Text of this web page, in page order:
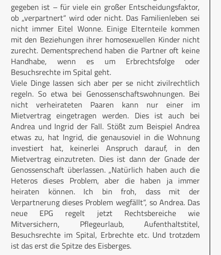
gegeben ist – für viele ein großer Entscheidungsfaktor,
ob „verpartnert“ wird oder nicht. Das Familienleben sei
nicht immer Eitel Wonne. Einige Elternteile kommen
mit den Beziehungen ihrer homosexuellen Kinder nicht
zurecht. Dementsprechend haben die Partner oft keine
Handhabe, wenn es um Erbrechtsfolge oder
Besuchsrechte im Spital geht.
Viele Dinge lassen sich aber per se nicht zivilrechtlich
regeln. So etwa bei Genossenschaftswohnungen. Bei
nicht verheirateten Paaren kann nur einer im
Mietvertrag eingetragen werden. Dies ist auch bei
Andrea und Ingrid der Fall. Stößt zum Beispiel Andrea
etwas zu, hat Ingrid, die genausoviel in die Wohnung
investiert hat, keinerlei Anspruch darauf, in den
Mietvertrag einzutreten. Dies ist dann der Gnade der
Genossenschaft überlassen. „Natürlich haben auch die
Heteros dieses Problem, aber die haben ja immer
heiraten können. Ich bin froh, dass mit der
Verpartnerung dieses Problem wegfällt“, so Andrea. Das
neue EPG regelt jetzt Rechtsbereiche wie
Mitversichern, Pflegeurlaub, Aufenthaltstitel,
Besuchsrechte im Spital, Erbrechte etc. Und trotzdem
ist das erst die Spitze des Eisberges.